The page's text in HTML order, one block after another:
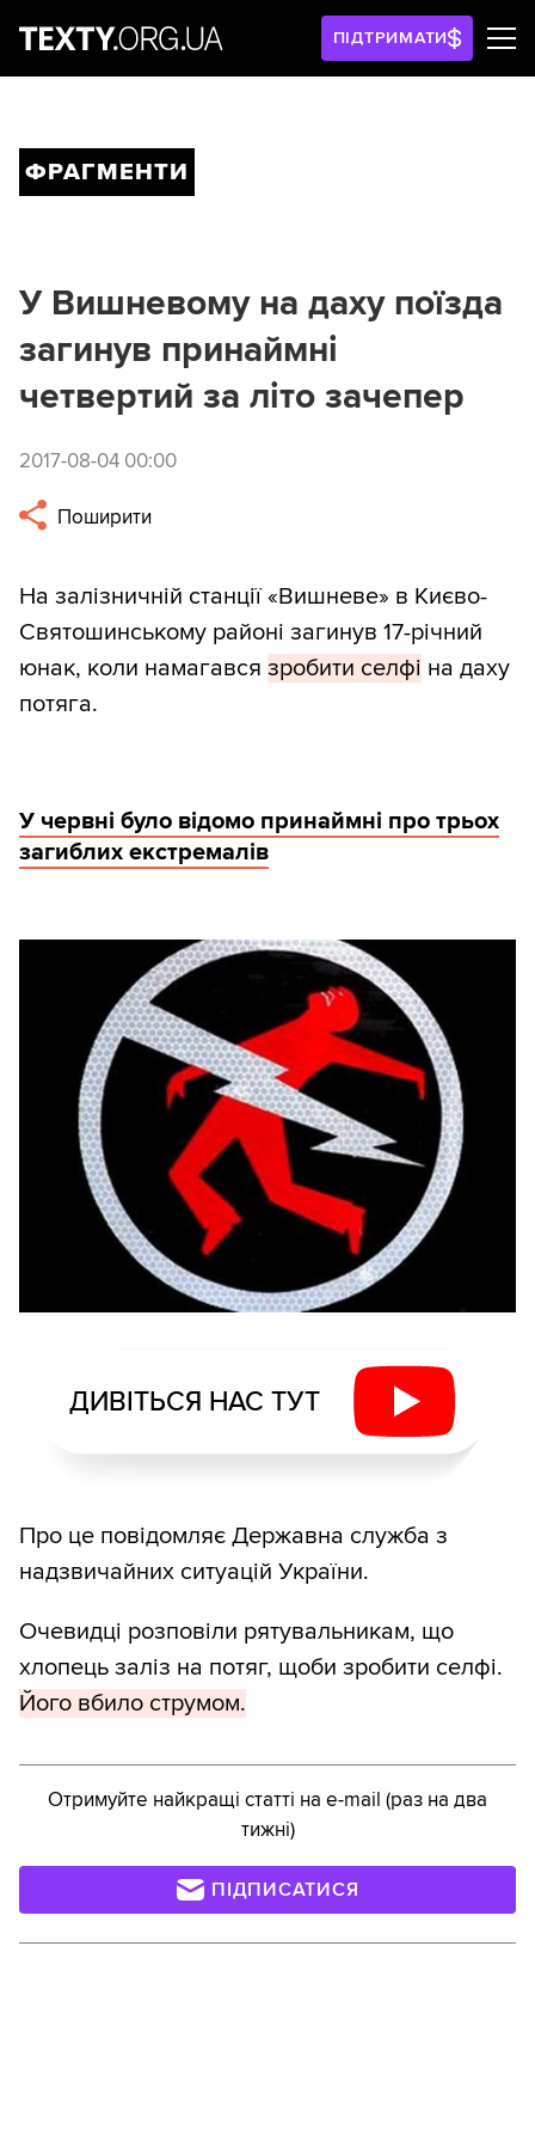
ПІДТРИМАТИ
ФРАГМЕНТИ
У Вишневому на даху поїзда
загинув принаймні
четвертий за літо зачепер
2017-08-04 00:00
Поширити
На залізничній станції «Вишневе» в Києво-
Святошинському районі загинув 17-річний
юнак, коли намагався зробити селфі на даху
потяга.
У червні було відомо принаймні про трьох
загиблих екстремалів
ДИВІТЬСЯ НАС ТУТ
Про це повідомляє Державна служба з
надзвичайних ситуацій України.
Очевидці розповіли рятувальникам, що
хлопець заліз на потяг, щоби зробити селфі.
Його вбило струмом.
Отримуйте найкращі статті на e-mail (раз на два
тижні)
ПІДПИСАТИСЯ